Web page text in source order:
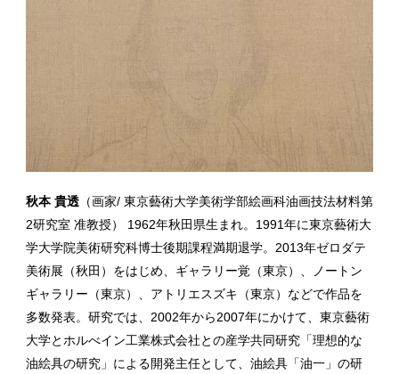
秋本 貴透（画家/ 東京藝術大学美術学部絵画科油画技法材料第
2研究室 准教授） 1962年秋田県生まれ。1991年に東京藝術大
学大学院美術研究科博士後期課程満期退学。2013年ゼロダテ
美術展（秋田）をはじめ、ギャラリー覚（東京）、ノートン
ギャラリー（東京）、アトリエスズキ（東京）などで作品を
多数発表。研究では、2002年から2007年にかけて、東京藝術
大学とホルべイン工業株式会社との産学共同研究「理想的な
油絵具の研究」による開発主任として、油絵具「油一」の研